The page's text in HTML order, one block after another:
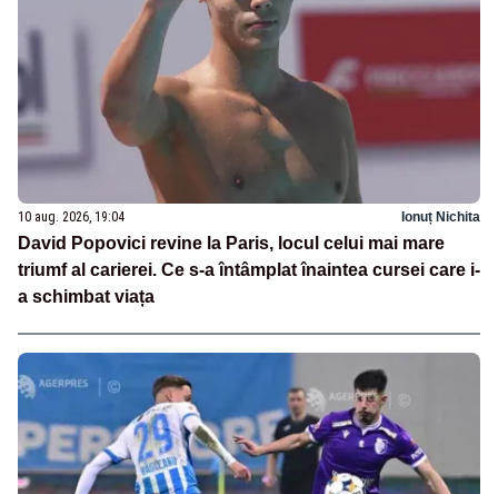
10 aug. 2026, 19:04 Ionuț Nichita
David Popovici revine la Paris, locul celui mai mare
triumf al carierei. Ce s-a întâmplat înaintea cursei care i-
a schimbat viața